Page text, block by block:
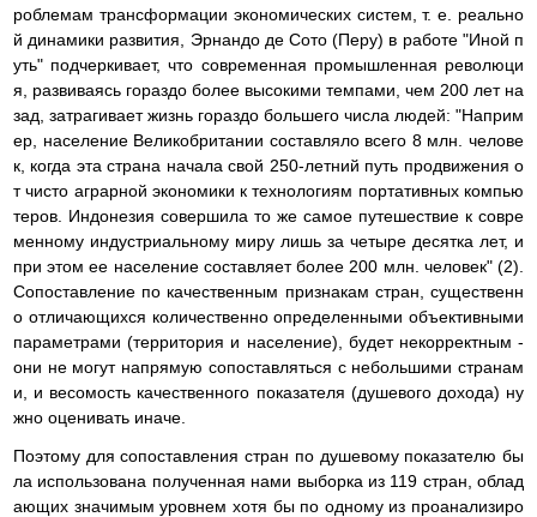
роблемам трансформации экономических систем, т. е. реально
й динамики развития, Эрнандо де Сото (Перу) в работе "Иной п
уть" подчеркивает, что современная промышленная революци
я, развиваясь гораздо более высокими темпами, чем 200 лет на
зад, затрагивает жизнь гораздо большего числа людей: "Наприм
ер, население Великобритании составляло всего 8 млн. челове
к, когда эта страна начала свой 250-летний путь продвижения о
т чисто аграрной экономики к технологиям портативных компью
теров. Индонезия совершила то же самое путешествие к совре
менному индустриальному миру лишь за четыре десятка лет, и
при этом ее население составляет более 200 млн. человек" (2).
Сопоставление по качественным признакам стран, существенн
о отличающихся количественно определенными объективными
параметрами (территория и население), будет некорректным -
они не могут напрямую сопоставляться с небольшими странам
и, и весомость качественного показателя (душевого дохода) ну
жно оценивать иначе.
Поэтому для сопоставления стран по душевому показателю бы
ла использована полученная нами выборка из 119 стран, облад
ающих значимым уровнем хотя бы по одному из проанализиро